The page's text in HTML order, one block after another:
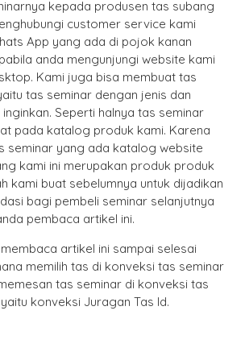
kepada produsen tas subang
customer service kami
App yang ada di pojok kanan
anda mengunjungi website kami
Kami juga bisa membuat tas
tas seminar dengan jenis dan
Seperti halnya tas seminar
pada katalog produk kami. Karena
seminar yang ada katalog website
kami ini merupakan produk produk
kami buat sebelumnya untuk dijadikan
bagi pembeli seminar selanjutnya
pembaca artikel ini.
artikel ini sampai selesai
memilih tas di konveksi tas seminar
tas seminar di konveksi tas
konveksi Juragan Tas Id.